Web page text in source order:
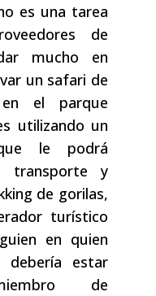
es una tarea
de
mucho en
un safari de
el parque
utilizando un
le podrá
transporte y
de gorilas,
turístico
en quien
debería estar
de